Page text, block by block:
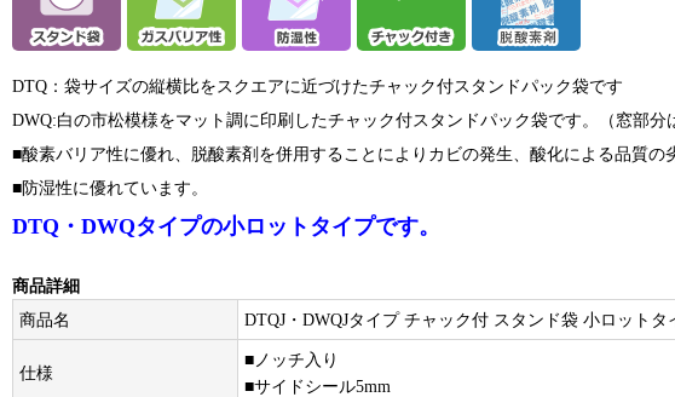
DTQ：袋サイズの縦横比をスクエアに近づけたチャック付スタンドパック袋です
DWQ:白の市松模様をマット調に印刷したチャック付スタンドパック袋です。（窓部分
■酸素バリア性に優れ、脱酸素剤を併用することによりカビの発生、酸化による品質の
■防湿性に優れています。
DTQ・DWQタイプの小ロットタイプです。
商品詳細
商品名
DTQJ・DWQJタイプ チャック付 スタンド袋 小ロットタ
仕様
■ノッチ入り
■サイドシール5mm